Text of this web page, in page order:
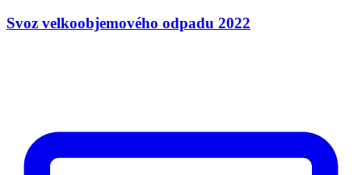
Svoz velkoobjemového odpadu 2022